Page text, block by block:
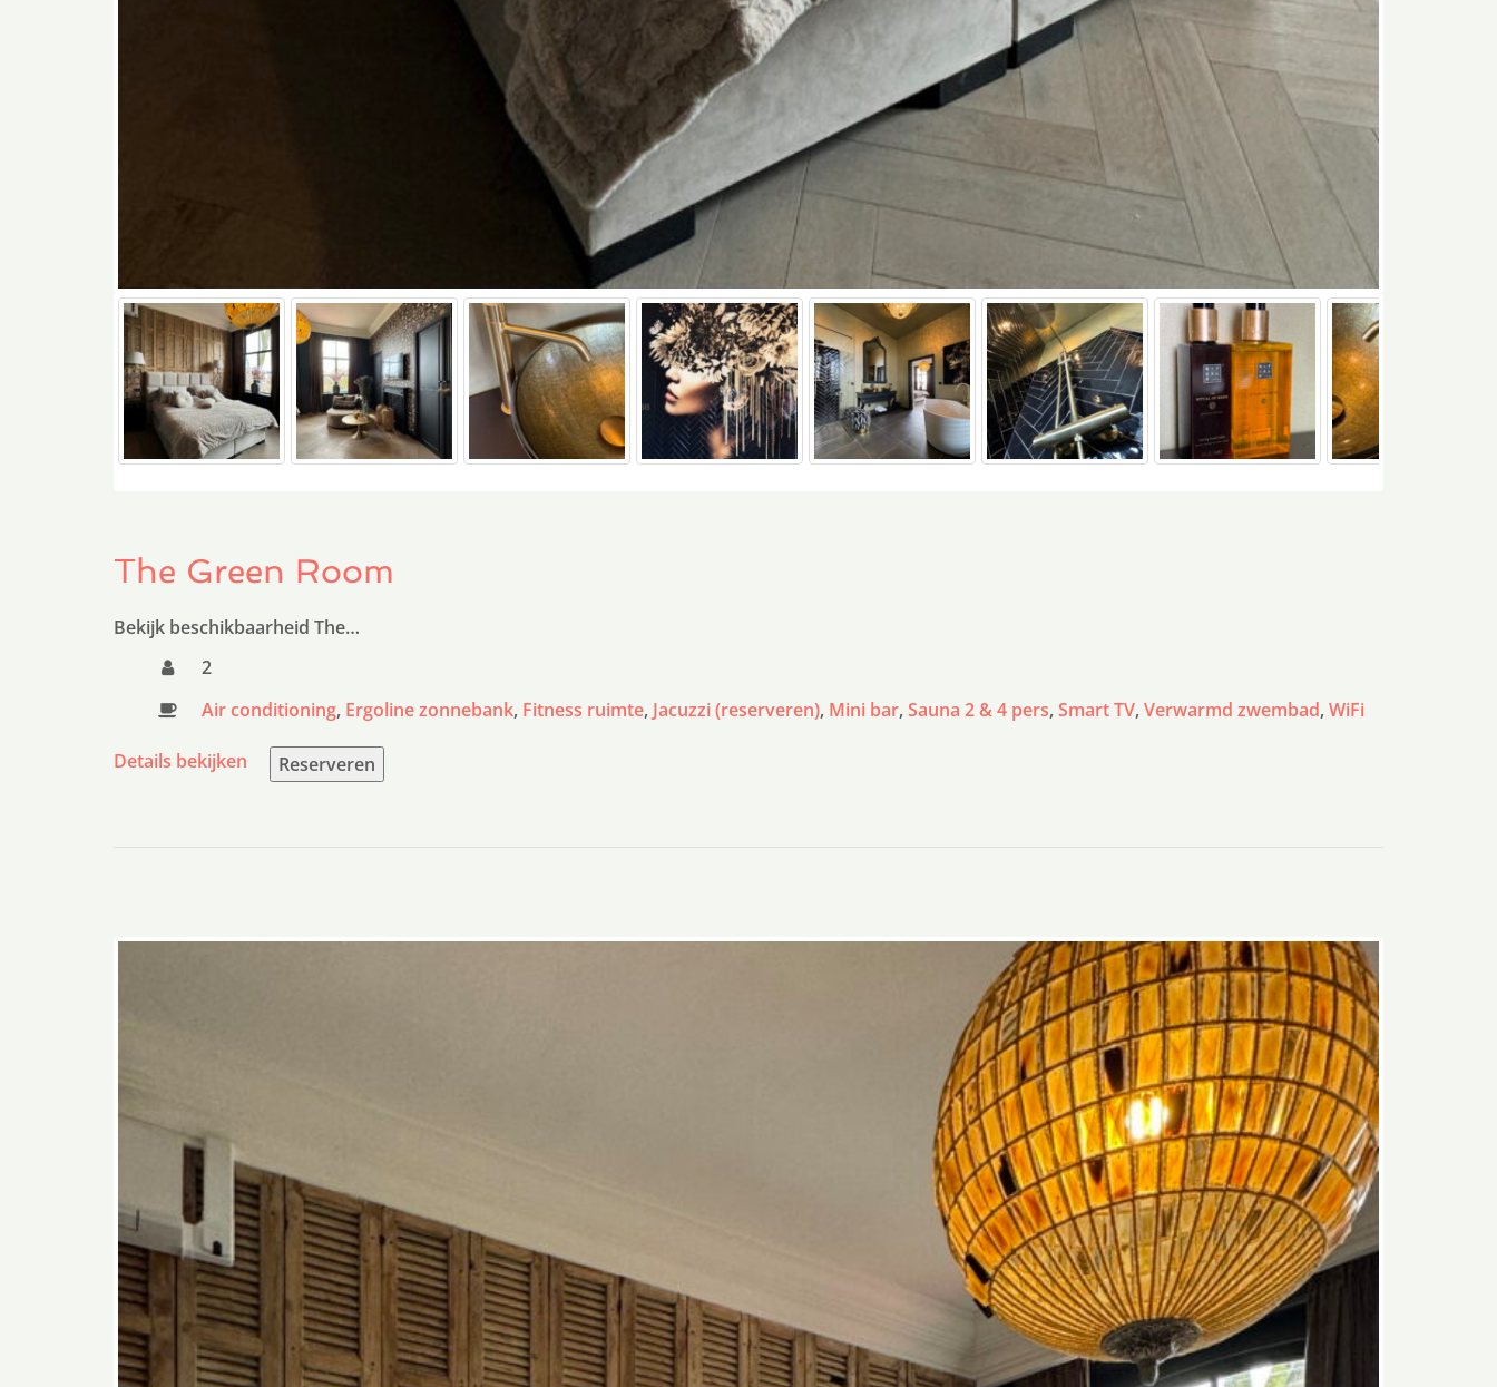
The Green Room
Bekijk beschikbaarheid The…
2
Air conditioning, Ergoline zonnebank, Fitness ruimte, Jacuzzi (reserveren), Mini bar,Sauna 2 & 4 pers,Smart TV,Verwarmd zwembad,WiFi
Details bekijken Reserveren